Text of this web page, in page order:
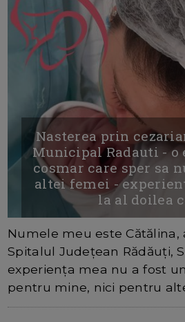
Nasterea prin
Municipal Radauti - o
cosmar care sper sa
altei femei -
la al doilea
Numele meu este Cătălina,
Spitalul Județean Rădăuți,
experiența mea nu a fost
pentru mine, nici pentru